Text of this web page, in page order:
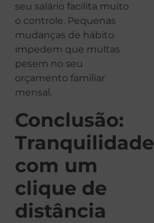
seu salário facilita muito
o controle. Pequenas
mudanças de hábito
impedem que multas
pesem no seu
orçamento familiar
mensal.
Conclusão:
Tranquilidade
com um
clique de
distância